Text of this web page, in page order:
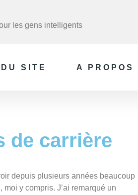
les gens intelligents
SITE A PROPOS
de carrière
depuis plusieurs années beaucoup
, moi y compris. J’ai remarqué un